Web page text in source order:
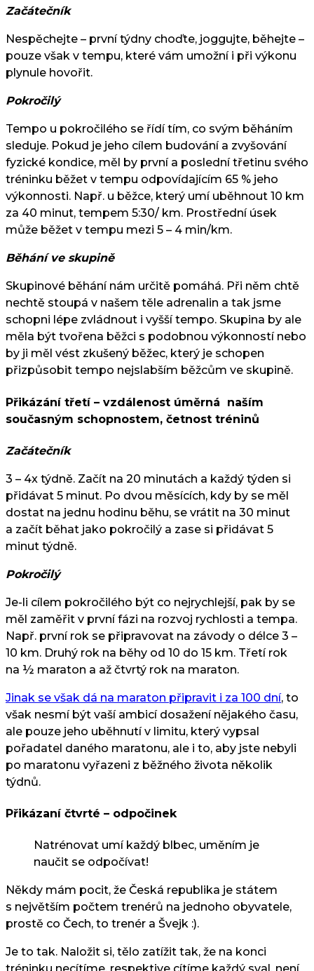
Začátečník
Nespěchejte – první týdny choďte, joggujte, běhejte –
pouze však v tempu, které vám umožní i při výkonu
plynule hovořit.
Pokročilý
Tempo u pokročilého se řídí tím, co svým běháním
sleduje. Pokud je jeho cílem budování a zvyšování
fyzické kondice, měl by první a poslední třetinu svého
tréninku běžet v tempu odpovídajícím 65 % jeho
výkonnosti. Např. u běžce, který umí uběhnout 10 km
za 40 minut, tempem 5:30/ km. Prostřední úsek
může běžet v tempu mezi 5 – 4 min/km.
Běhání ve skupině
Skupinové běhání nám určitě pomáhá. Při něm chtě
nechtě stoupá v našem těle adrenalin a tak jsme
schopni lépe zvládnout i vyšší tempo. Skupina by ale
měla být tvořena běžci s podobnou výkonností nebo
by ji měl vést zkušený běžec, který je schopen
přizpůsobit tempo nejslabším běžcům ve skupině.
Přikázání třetí – vzdálenost úměrná naším
současným schopnostem, četnost tréninů
Začátečník
3 – 4x týdně. Začít na 20 minutách a každý týden si
přidávat 5 minut. Po dvou měsících, kdy by se měl
dostat na jednu hodinu běhu, se vrátit na 30 minut
a začít běhat jako pokročilý a zase si přidávat 5
minut týdně.
Pokročilý
Je-li cílem pokročilého být co nejrychlejší, pak by se
měl zaměřit v první fázi na rozvoj rychlosti a tempa.
Např. první rok se připravovat na závody o délce 3 –
10 km. Druhý rok na běhy od 10 do 15 km. Třetí rok
na ½ maraton a až čtvrtý rok na maraton.
Jinak se však dá na maraton připravit i za 100 dní, to
však nesmí být vaší ambicí dosažení nějakého času,
ale pouze jeho uběhnutí v limitu, který vypsal
pořadatel daného maratonu, ale i to, aby jste nebyli
po maratonu vyřazeni z běžného života několik
týdnů.
Přikázaní čtvrté – odpočinek
Natrénovat umí každý blbec, uměním je
naučit se odpočívat!
Někdy mám pocit, že Česká republika je státem
s největším počtem trenérů na jednoho obyvatele,
prostě co Čech, to trenér a Švejk :).
Je to tak. Naložit si, tělo zatížit tak, že na konci